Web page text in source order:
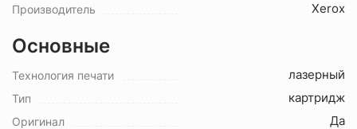
Производитель Xerox
Основные
Технология печати лазерный
Тип картридж
Оригинал Да